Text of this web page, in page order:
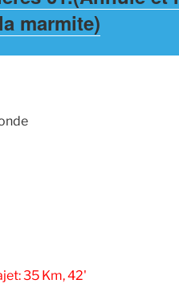
marmite)
35 Km, 42'